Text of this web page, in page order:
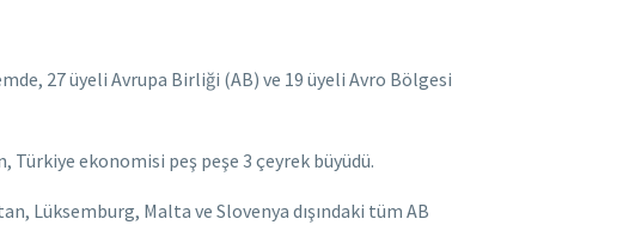
27 üyeli Avrupa Birliği (AB) ve 19 üyeli Avro Bölgesi
ekonomisi peş peşe 3 çeyrek büyüdü.
Lüksemburg, Malta ve Slovenya dışındaki tüm AB